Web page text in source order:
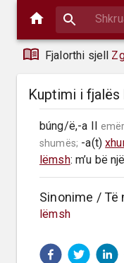
Fjalorthi sjell
Kuptimi i fjalës
búng/ë,-a II
shumës; -a(t)
lëmsh: m’u bë
Sinonime / Të
lëmsh